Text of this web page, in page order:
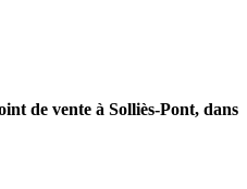
de vente à Solliès-Pont, dans